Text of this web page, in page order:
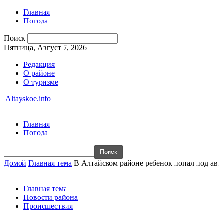
Главная
Погода
Поиск
Пятница, Август 7, 2026
Редакция
О районе
О туризме
Altayskoe.info
Главная
Погода
Домой Главная тема В Алтайском районе ребенок попал под
Главная тема
Новости района
Происшествия